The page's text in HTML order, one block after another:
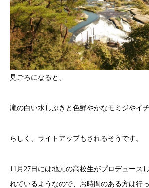
見ごろになると、
滝の白い水しぶきと色鮮やかなモミジやイ
らしく、ライトアップもされるそうです。
11月27日には地元の高校生がプロデュース
れているようなので、お時間のある方は行